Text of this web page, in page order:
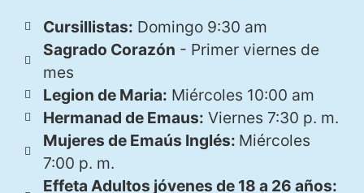
Cursillistas: Domingo 9:30 am
Sagrado Corazón - Primer viernes de
mes
Legion de Maria: Miércoles 10:00 am
Hermanad de Emaus: Viernes 7:30 p. m.
Mujeres de Emaús Inglés: Miércoles
7:00 p. m.
Effeta Adultos jóvenes de 18 a 26 años: